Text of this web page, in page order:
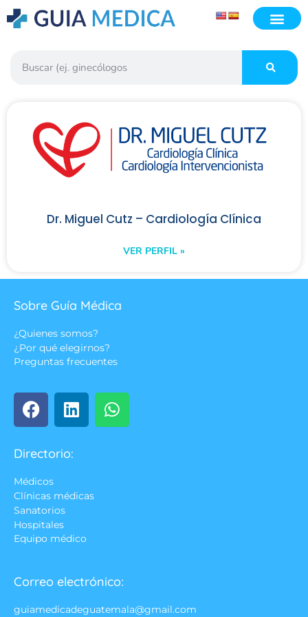
Dr. Miguel Cutz – Cardiología Clínica
VER PERFIL »
Sobre Guía Médica
¿Quienes somos?
¿Por qué elegirnos?
Preguntas frecuentes
Directorio:
Médicos
Clínicas médicas
Sanatorios
Hospitales
Equipo médico
Correo electrónico:
guiamedicadeguatemala@gmail.com